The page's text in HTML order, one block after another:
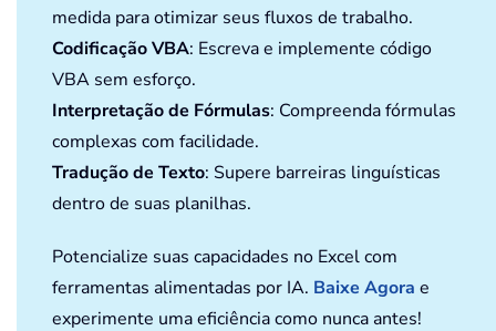
medida para otimizar seus fluxos de trabalho.
Codificação VBA: Escreva e implemente código
VBA sem esforço.
Interpretação de Fórmulas: Compreenda fórmulas
complexas com facilidade.
Tradução de Texto: Supere barreiras linguísticas
dentro de suas planilhas.
Potencialize suas capacidades no Excel com
ferramentas alimentadas por IA. Baixe Agora e
experimente uma eficiência como nunca antes!